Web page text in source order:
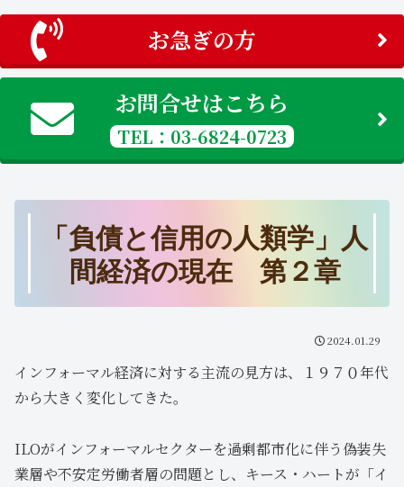
お急ぎの方
お問合せはこちら
TEL：03-6824-0723
「負債と信用の人類学」人
間経済の現在 第２章
2024.01.29
インフォーマル経済に対する主流の見方は、１９７０年代
から大きく変化してきた。
ILOがインフォーマルセクターを過剰都市化に伴う偽装失
業層や不安定労働者層の問題とし、キース・ハートが「イ